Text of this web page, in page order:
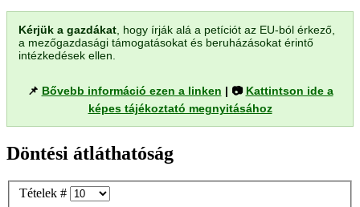
Kérjük a gazdákat , hogy írják alá a petíciót az EU-ból érkező,
a mezőgazdasági támogatásokat és beruházásokat érintő
intézkedések ellen.
📌 Bővebb információ ezen a linken | 📷 Kattintson ide a
képes tájékoztató megnyitásához
Döntési átláthatóság
Tételek #